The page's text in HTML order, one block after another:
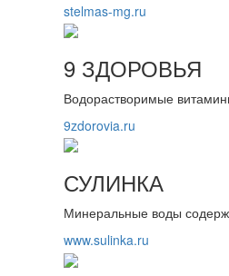
stelmas-mg.ru
9 ЗДОРОВЬЯ
Водорастворимые
9zdorovia.ru
СУЛИНКА
Минеральные воды
www.sulinka.ru